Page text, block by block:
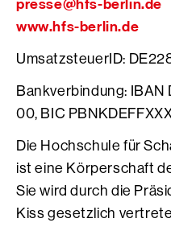
presse@hfs-berlin.de
www.hfs-berlin.de
UmsatzsteuerID:
Bankverbindung: IBAN
00, BIC
Die Hochschule für
ist eine Körperschaft
Sie wird durch die
Kiss gesetzlich